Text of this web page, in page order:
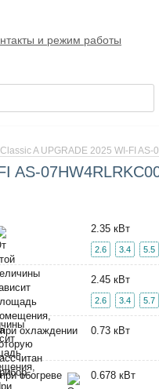
и режим работы
Classic A UPGRADE 2025 WI-FI
AS-
2.35 кВт
2.6 3.4 5.5
2.45 кВт
2.6 3.4 5.7
охлаждении 0.73 кВт
обогреве 0.678 кВт